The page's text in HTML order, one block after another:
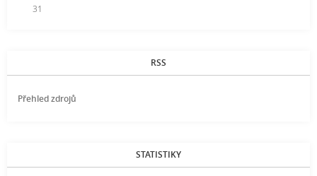
31
RSS
Přehled zdrojů
STATISTIKY